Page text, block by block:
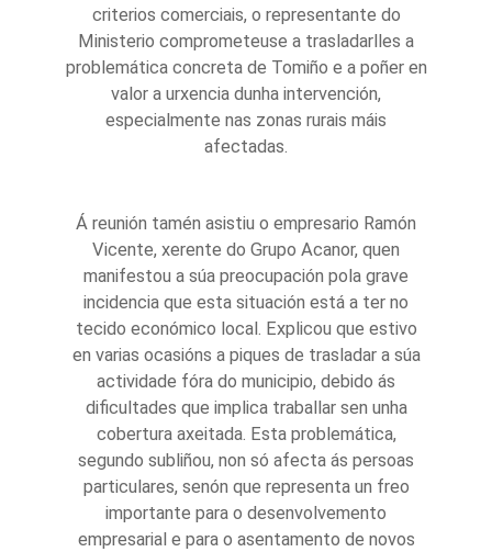
criterios comerciais, o representante do
Ministerio comprometeuse a trasladarlles a
problemática concreta de Tomiño e a poñer en
valor a urxencia dunha intervención,
especialmente nas zonas rurais máis
afectadas.
Á reunión tamén asistiu o empresario Ramón
Vicente, xerente do Grupo Acanor, quen
manifestou a súa preocupación pola grave
incidencia que esta situación está a ter no
tecido económico local. Explicou que estivo
en varias ocasións a piques de trasladar a súa
actividade fóra do municipio, debido ás
dificultades que implica traballar sen unha
cobertura axeitada. Esta problemática,
segundo subliñou, non só afecta ás persoas
particulares, senón que representa un freo
importante para o desenvolvemento
empresarial e para o asentamento de novos